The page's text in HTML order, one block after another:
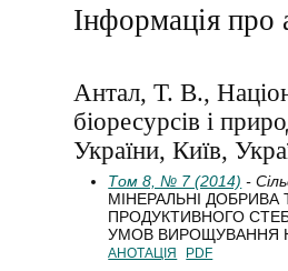
Інформація про
Антал, Т. В.,
біоресурсів і
України, Київ,
Том 8, № 7 (2014) -
МІНЕРАЛЬНІ
ПРОДУКТИВНОГО
УМОВ ВИРОЩУВАННЯ
АНОТАЦІЯ PDF